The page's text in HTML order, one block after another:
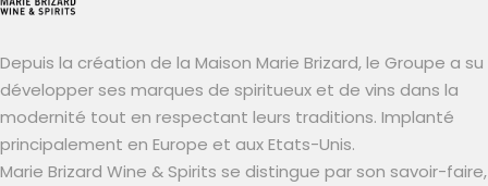
Depuis la création de la Maison Marie Brizard, le Groupe a su
développer ses marques de spiritueux et de vins dans la
modernité tout en respectant leurs traditions. Implanté
principalement en Europe et aux Etats-Unis.
Marie Brizard Wine & Spirits se distingue par son savoir-faire,